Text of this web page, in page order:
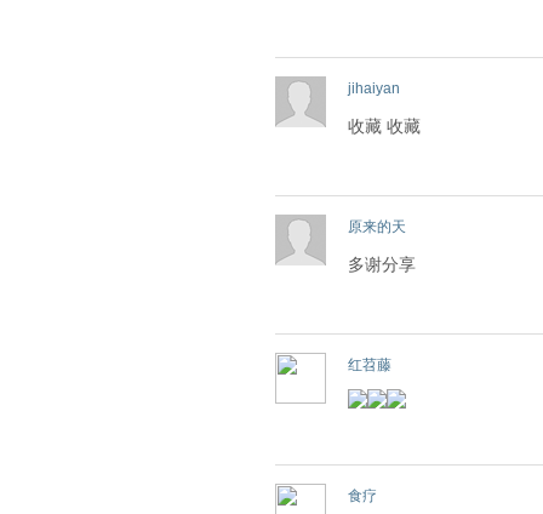
jihaiyan
收藏 收藏
原来的天
多谢分享
红苕藤
食疗